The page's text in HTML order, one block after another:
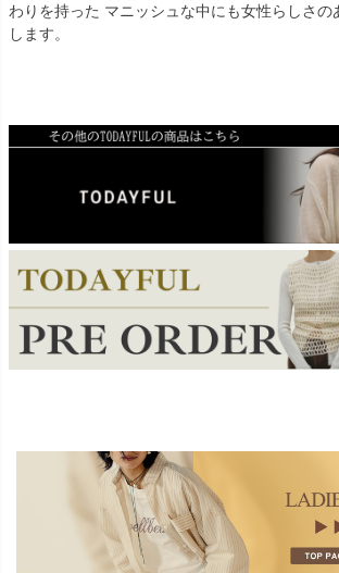
わりを持った マニッシュな中にも女性らしさの
します。